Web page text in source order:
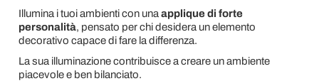
Illumina i tuoi ambienti con una applique di forte
personalità, pensato per chi desidera un elemento
decorativo capace di fare la differenza.
La sua illuminazione contribuisce a creare un ambiente
piacevole e ben bilanciato.